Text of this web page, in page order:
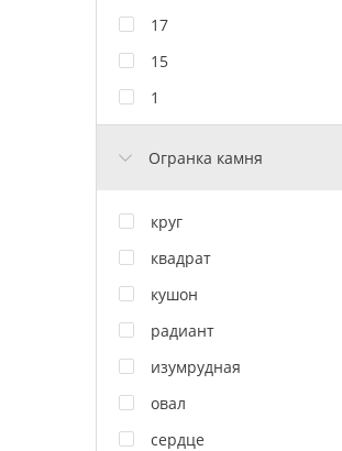
17
15
1
Огранка камня
круг
квадрат
кушон
радиант
изумрудная
овал
сердце